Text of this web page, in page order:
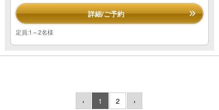
詳細/ご予約
定員:1～2名様
‹ 1 2 ›